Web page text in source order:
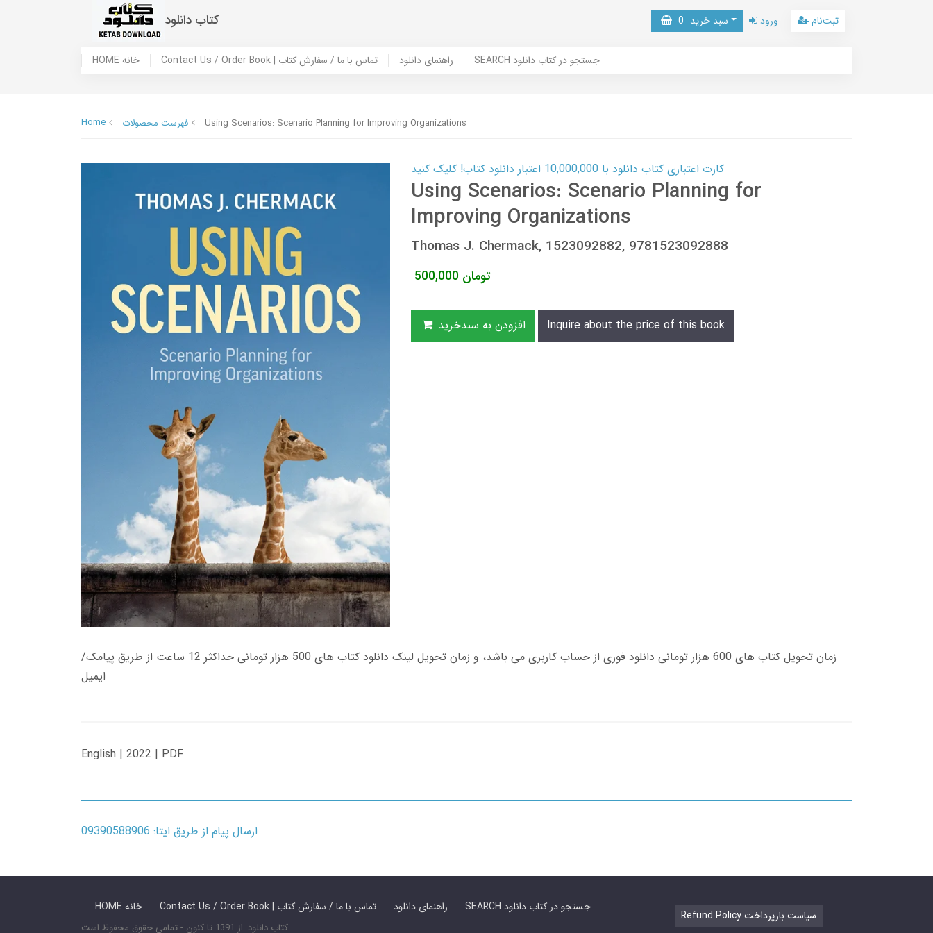
کتاب دانلود سبد خرید 0 ورود ثبت‌نام
HOME خانه Contact Us / Order Book | تماس با ما / سفارش کتاب راهنمای دانلود SEARCH جستجو در کتاب دانلود
Home فهرست محصولات Using Scenarios: Scenario Planning for Improving Organizations
کارت اعتباری کتاب دانلود با 10,000,000 اعتبار دانلود کتاب! کلیک کنید
Using Scenarios: Scenario Planning for
Improving Organizations
Thomas J. Chermack, 1523092882, 9781523092888
500,000 تومان
افزودن به سبدخرید Inquire about the price of this book
زمان تحویل کتاب های 600 هزار تومانی دانلود فوری از حساب کاربری می باشد، و زمان تحویل لینک دانلود کتاب های 500 هزار تومانی حداکثر 12 ساعت از طریق پیامک/
ایمیل
English | 2022 | PDF
ارسال پیام از طریق ایتا: 09390588906
HOME خانه Contact Us / Order Book | تماس با ما / سفارش کتاب راهنمای دانلود SEARCH جستجو در کتاب دانلود
کتاب دانلود: از 1391 تا کنون - تمامی حقوق محفوظ است
Refund Policy سیاست بازپرداخت